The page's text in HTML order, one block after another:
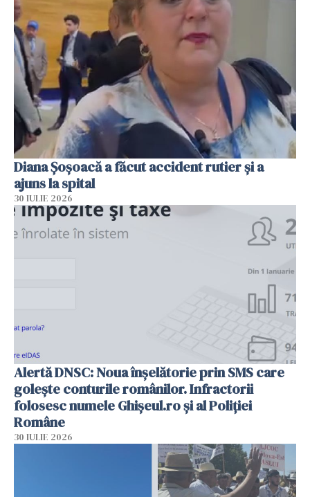
Diana Șoșoacă a făcut accident rutier și a
ajuns la spital
30 IULIE 2026
Alertă DNSC: Noua înșelătorie prin SMS care
golește conturile românilor. Infractorii
folosesc numele Ghișeul.ro și al Poliției
Române
30 IULIE 2026